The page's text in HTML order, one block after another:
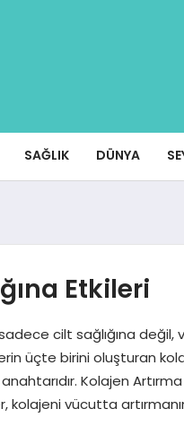
SAĞLIK DÜNYA
Etkileri
cilt sağlığına
üçte birini oluşturan
Kolajen Artırma
vücutta artırmanın